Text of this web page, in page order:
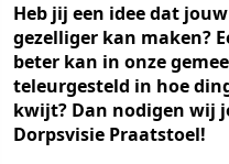
Heb jij een idee dat
gezelliger kan maken?
beter kan in onze
teleurgesteld in hoe
kwijt? Dan nodigen wij
Dorpsvisie Praatstoel!